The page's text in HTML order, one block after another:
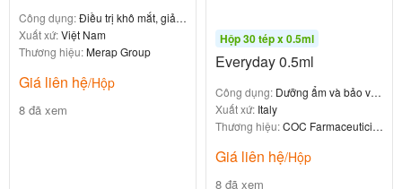
Vệ sinh taythật sạch với xà phòng trước khi thao
tác.
Lắc nhẹ lọ thuốc trước khi sử dụng.
Ngửa đầu ra sau, dùng một tay kéo nhẹ mí mắt
dưới xuống để tạo một khoang nhỏ.
Đặt đầu lọ phía trên mắt (không chạm vào mắt
hoặc lông mi), nhẹ nhàng bóp để nhỏ1 giọt
Công dụng:Điều trị khô mắt, giảm
triệu chứng kích ứng mắt
Xuất xứ:Việt Nam
Thương hiệu:Merap Group
Giá liên hệ/Hộp
8 đã xem
Hộp 30 tép x 0.5ml
Everyday 0.5ml
Công dụng: Dưỡng ẩm và bảo vệ
mắt
Xuất xứ: Italy
Thương hiệu:COC Farmaceutici
Giá liên hệ/Hộp
8 đã xem